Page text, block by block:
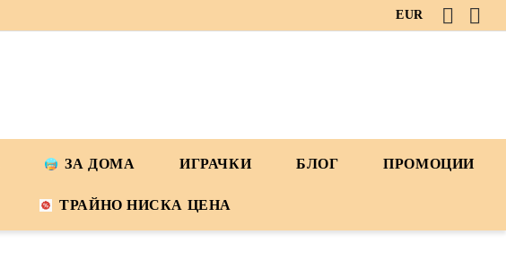
EUR
ЗА ДОМА ИГРАЧКИ БЛОГ ПРОМОЦИИ
ТРАЙНО НИСКА ЦЕНА